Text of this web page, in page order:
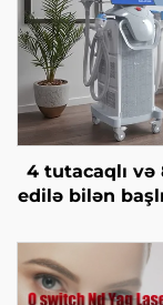
4 tutacaqlı və
edilə bilən
soyutma
ilə
itirmə kosmetik